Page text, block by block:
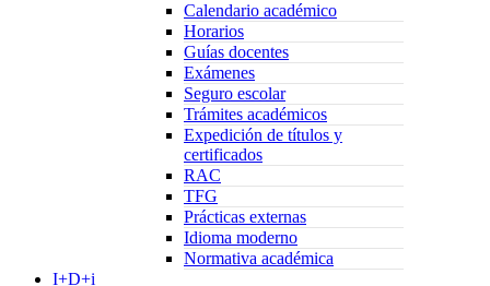
Calendario académico
Horarios
Guías docentes
Exámenes
Seguro escolar
Trámites académicos
Expedición de títulos y
certificados
RAC
TFG
Prácticas externas
Idioma moderno
Normativa académica
I+D+i